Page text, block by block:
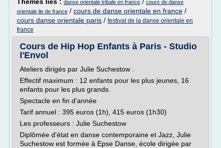
danse orientale tribale en france
cours de danse
orientale ile de france / cours de danse orientale en france /
cours danse orientale paris / festival de la danse orientale en
france
Cours de Hip Hop Enfants à Paris - Studio
l'Envol
Ateliers dirigés par Julie Suchestow .
Effectif maximum : 12 enfants pour les plus jeunes, 16
enfants pour les plus grands.
Spectacle en fin d'année
Tarif annuel : 395 euros (1h), 415 euros (1h30)
Les professeurs : Julie Suchestow
Diplômée d'état en danse contemporaine et Jazz, Julie
Suchestow est formée à Epse Danse, école dirigée par